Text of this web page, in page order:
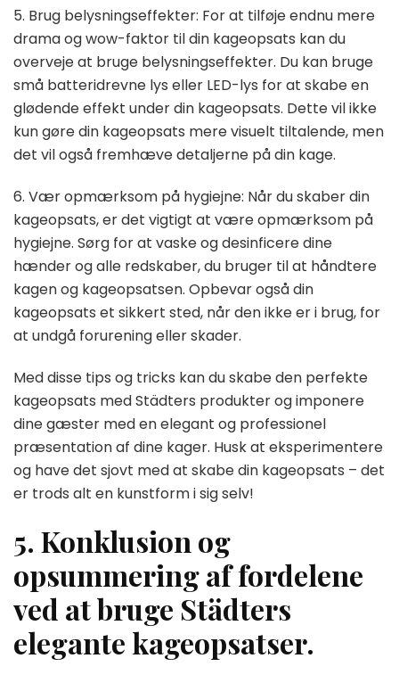
5. Brug belysningseffekter: For at tilføje endnu mere
drama og wow-faktor til din kageopsats kan du
overveje at bruge belysningseffekter. Du kan bruge
små batteridrevne lys eller LED-lys for at skabe en
glødende effekt under din kageopsats. Dette vil ikke
kun gøre din kageopsats mere visuelt tiltalende, men
det vil også fremhæve detaljerne på din kage.
6. Vær opmærksom på hygiejne: Når du skaber din
kageopsats, er det vigtigt at være opmærksom på
hygiejne. Sørg for at vaske og desinficere dine
hænder og alle redskaber, du bruger til at håndtere
kagen og kageopsatsen. Opbevar også din
kageopsats et sikkert sted, når den ikke er i brug, for
at undgå forurening eller skader.
Med disse tips og tricks kan du skabe den perfekte
kageopsats med Städters produkter og imponere
dine gæster med en elegant og professionel
præsentation af dine kager. Husk at eksperimentere
og have det sjovt med at skabe din kageopsats – det
er trods alt en kunstform i sig selv!
5. Konklusion og
opsummering af fordelene
ved at bruge Städters
elegante kageopsatser.